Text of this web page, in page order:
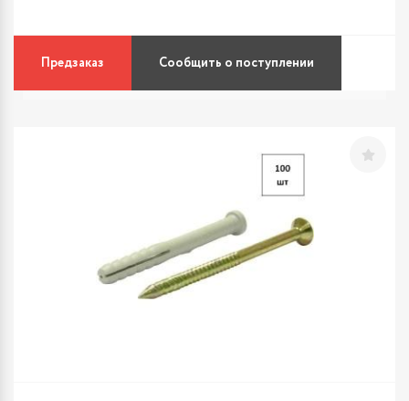
Предзаказ Сообщить о поступлении